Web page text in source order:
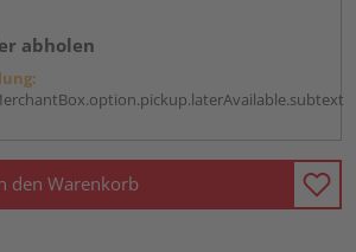
abholen
den Warenkorb